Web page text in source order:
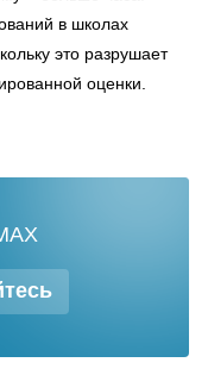
в школах
это разрушает
оценки.